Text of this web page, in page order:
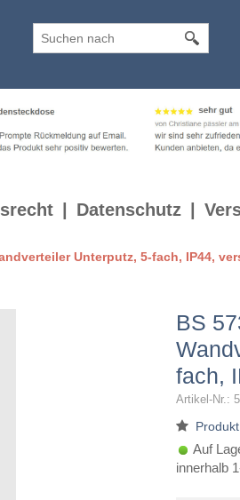
Datenschutz
Unterputz, 5-fach, IP44,
BS
fach,
Artikel-Nr.:
Auf
innerhalb